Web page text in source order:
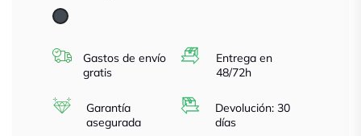
Negro
Gastos de envío
gratis
Entrega en
48/72h
Garantía
asegurada
Devolución: 30
días